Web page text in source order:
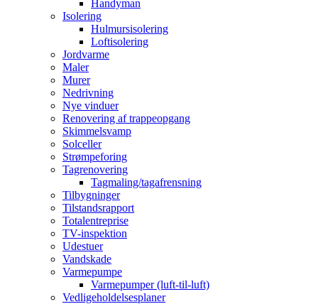
Handyman
Isolering
Hulmursisolering
Loftisolering
Jordvarme
Maler
Murer
Nedrivning
Nye vinduer
Renovering af trappeopgang
Skimmelsvamp
Solceller
Strømpeforing
Tagrenovering
Tagmaling/tagafrensning
Tilbygninger
Tilstandsrapport
Totalentreprise
TV-inspektion
Udestuer
Vandskade
Varmepumpe
Varmepumper (luft-til-luft)
Vedligeholdelsesplaner